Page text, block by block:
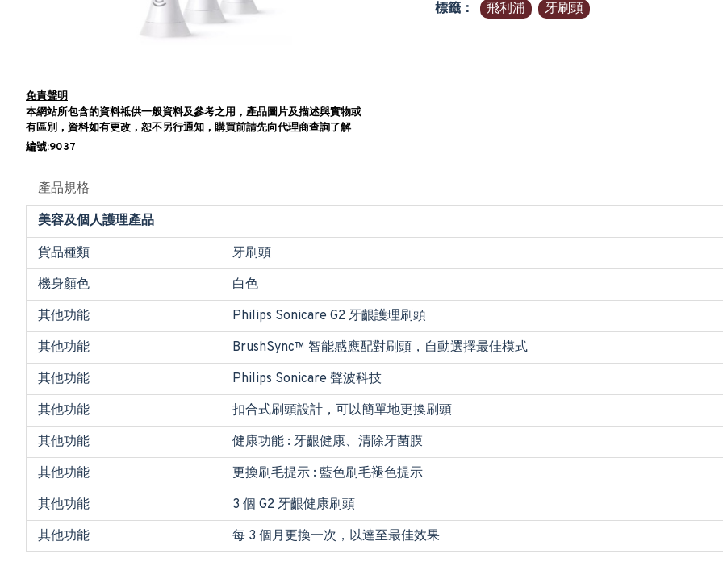
免責聲明
本網站所包含的資料祗供一般資料及參考之用，產品圖片及描述與實物或
有區別，資料如有更改，恕不另行通知，購買前請先向代理商查詢了解
編號:9037
標籤： 飛利浦 牙刷頭
產品規格
美容及個人護理產品
貨品種類
牙刷頭
機身顏色
白色
其他功能
Philips Sonicare G2 牙齦護理刷頭
其他功能
BrushSync™ 智能感應配對刷頭，自動選擇最佳模式
其他功能
Philips Sonicare 聲波科技
其他功能
扣合式刷頭設計，可以簡單地更換刷頭
其他功能
健康功能 : 牙齦健康、清除牙菌膜
其他功能
更換刷毛提示 : 藍色刷毛褪色提示
其他功能
3 個 G2 牙齦健康刷頭
其他功能
每 3 個月更換一次，以達至最佳效果